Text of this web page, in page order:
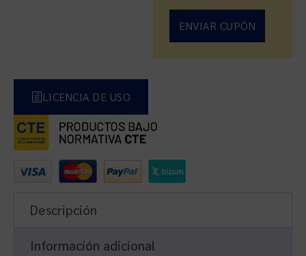
ENVIAR CUPÓN
LICENCIA DE USO
Descripción
Información adicional